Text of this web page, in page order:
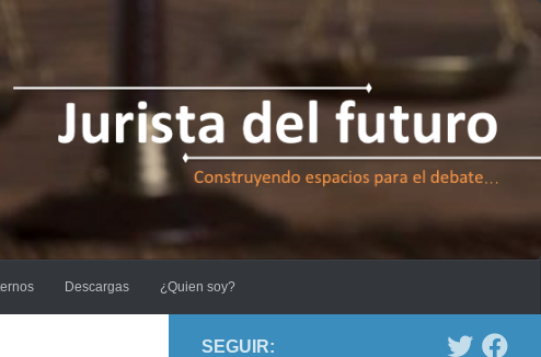
Descargas ¿Quien soy?
SEGUIR: